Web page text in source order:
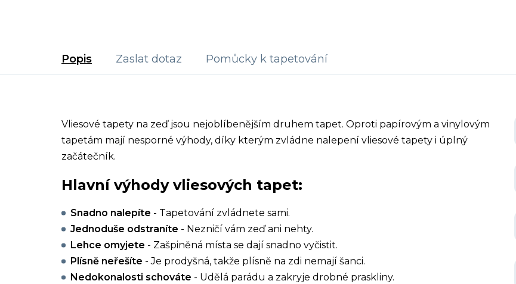
Popis Zaslat dotaz Pomůcky k tapetování
Vliesové tapety na zeď jsou nejoblíbenějším druhem tapet. Oproti papírovým a vinylovým
tapetám mají nesporné výhody, díky kterým zvládne nalepení vliesové tapety i úplný
začátečník.
Hlavní výhody vliesových tapet:
Snadno nalepíte - Tapetování zvládnete sami.
Jednoduše odstraníte - Nezničí vám zeď ani nehty.
Lehce omyjete - Zašpiněná místa se dají snadno vyčistit.
Plísně neřešíte - Je prodyšná, takže plísně na zdi nemají šanci.
Nedokonalosti schováte - Udělá parádu a zakryje drobné praskliny.